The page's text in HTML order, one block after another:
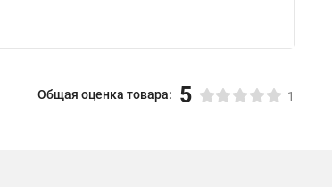
Общая оценка товара: 5 1